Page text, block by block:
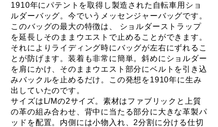
1910年にパテントを取得し製造された自転車用ショ
ルダーバッグ。今でいうメッセンジャーバッグです。
このバッグの最大の特徴は、 ショルダーストラップ
を延長しそのままウエストで止めることができます。
それによりライディング時にバッグが左右にずれるこ
とが防げます。装着も非常に簡単。斜めにショルダー
を肩にかけ、そのままウエスト部分にベルトを引き込
みバックルを止めるだけ。この発想を1910年に生み
出していたのです。
サイズはL/Mの2サイズ。素材はファブリックと上質
の革の組み合わせ、背中に当たる部分に大きな革製パ
ッドを配置。内側には小物入れ、2分割に分ける仕切